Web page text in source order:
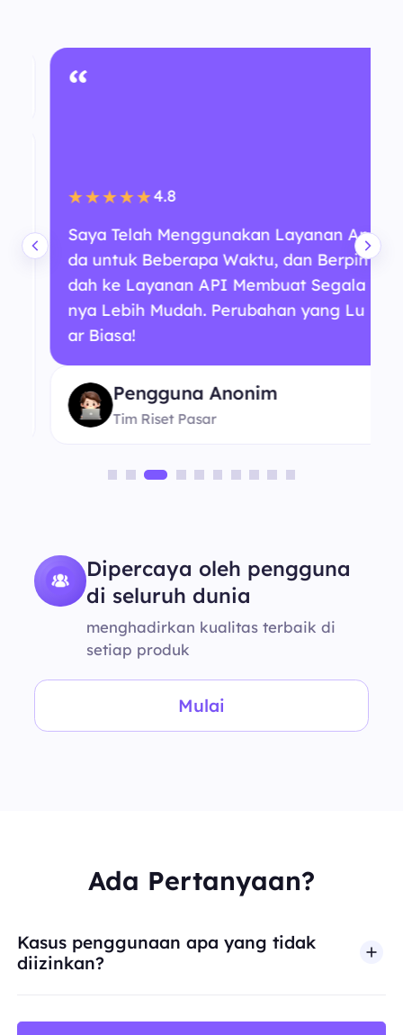
“
★★★★★4.8
Saya Telah Menggunakan Layanan An
da untuk Beberapa Waktu, dan Berpin
dah ke Layanan API Membuat Segala
nya Lebih Mudah. Perubahan yang Lu
ar Biasa!
Pengguna Anonim
Tim Riset Pasar
Dipercaya oleh pengguna
di seluruh dunia
menghadirkan kualitas terbaik di
setiap produk
Mulai
Ada Pertanyaan?
Kasus penggunaan apa yang tidak
diizinkan?